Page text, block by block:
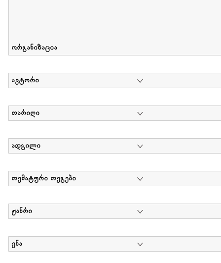
ორგანიზაცია
ავტორი
თარიღი
ადგილი
თემატური თეგები
ჟანრი
ენა